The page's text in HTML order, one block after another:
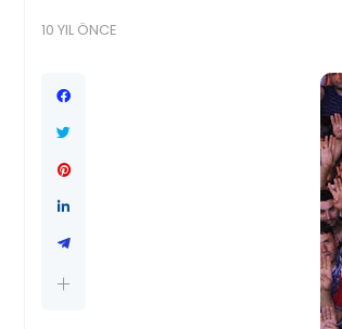
10 YIL ÖNCE